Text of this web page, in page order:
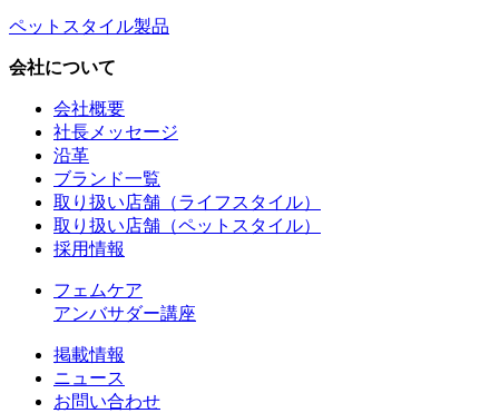
ペットスタイル製品
会社について
会社概要
社長メッセージ
沿革
ブランド一覧
取り扱い店舗（ライフスタイル）
取り扱い店舗（ペットスタイル）
採用情報
フェムケア
アンバサダー講座
掲載情報
ニュース
お問い合わせ